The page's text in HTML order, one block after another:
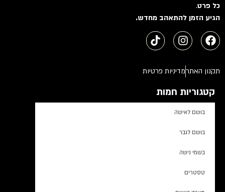
כל פרט.
הגיע הזמן להתאהב מחדש.
תקנון האתרמדיניות פרטיות
קטגוריות חמות
בושם לאישה
בושם לגבר
בשמי נישה
טסטרים